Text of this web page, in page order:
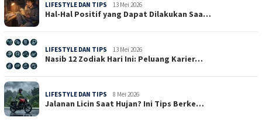
LIFESTYLE DAN TIPS 13 Mei 2026
Hal-Hal Positif yang Dapat Dilakukan Saa…
LIFESTYLE DAN TIPS 13 Mei 2026
Nasib 12 Zodiak Hari Ini: Peluang Karier…
LIFESTYLE DAN TIPS 8 Mei 2026
Jalanan Licin Saat Hujan? Ini Tips Berke…